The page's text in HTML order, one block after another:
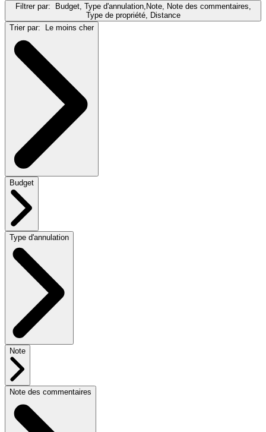
Filtrer par:
Budget, Type d'annulation,Note, Note des commentaires,
Type de propriété, Distance
Trier par:
Le moins cher
Budget
Type d'annulation
Note
Note des commentaires